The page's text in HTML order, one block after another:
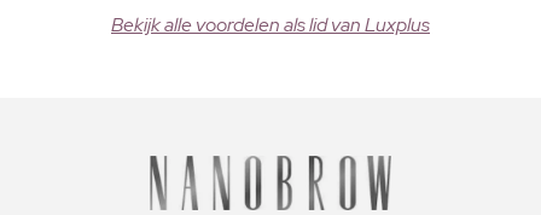
Bekijk alle voordelen als lid van Luxplus